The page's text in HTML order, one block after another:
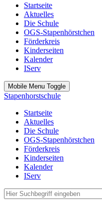
Startseite
Aktuelles
Die Schule
OGS-Stapenhörstchen
Förderkreis
Kinderseiten
Kalender
IServ
Mobile Menu Toggle
Stapenhorstschule
Startseite
Aktuelles
Die Schule
OGS-Stapenhörstchen
Förderkreis
Kinderseiten
Kalender
IServ